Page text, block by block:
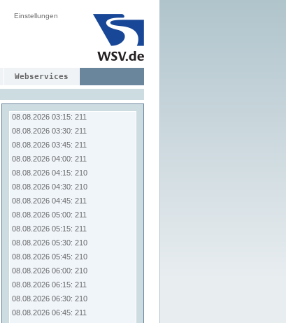
Einstellungen
Webservices
08.08.2026 01:30: 211
08.08.2026 02:30: 211
08.08.2026 02:45: 211
08.08.2026 03:00: 211
08.08.2026 03:15: 211
08.08.2026 03:30: 211
08.08.2026 03:45: 211
08.08.2026 04:00: 211
08.08.2026 04:15: 210
08.08.2026 04:30: 210
08.08.2026 04:45: 211
08.08.2026 05:00: 211
08.08.2026 05:15: 211
08.08.2026 05:30: 210
08.08.2026 05:45: 210
08.08.2026 06:00: 210
08.08.2026 06:15: 211
08.08.2026 06:30: 210
08.08.2026 06:45: 211